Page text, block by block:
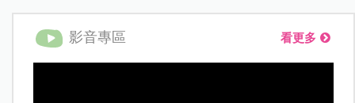
影音專區 看更多